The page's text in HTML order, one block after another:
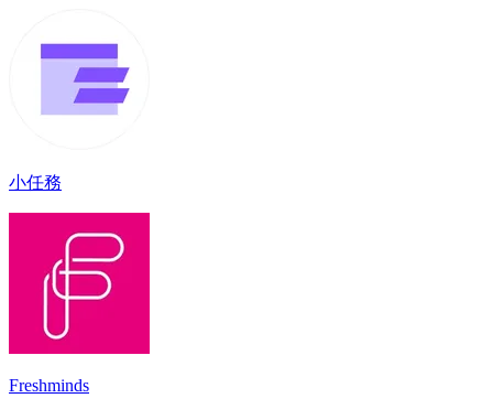
小任務
Freshminds